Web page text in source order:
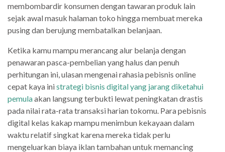
membombardir konsumen dengan tawaran produk lain
sejak awal masuk halaman toko hingga membuat mereka
pusing dan berujung membatalkan belanjaan.
Ketika kamu mampu merancang alur belanja dengan
penawaran pasca-pembelian yang halus dan penuh
perhitungan ini, ulasan mengenai rahasia pebisnis online
cepat kaya inistrategi bisnis digital yang jarang diketahui
pemulaakan langsung terbukti lewat peningkatan drastis
pada nilai rata-rata transaksi harian tokomu. Para pebisnis
digital kelas kakap mampu menimbun kekayaan dalam
waktu relatif singkat karena mereka tidak perlu
mengeluarkan biaya iklan tambahan untuk memancing